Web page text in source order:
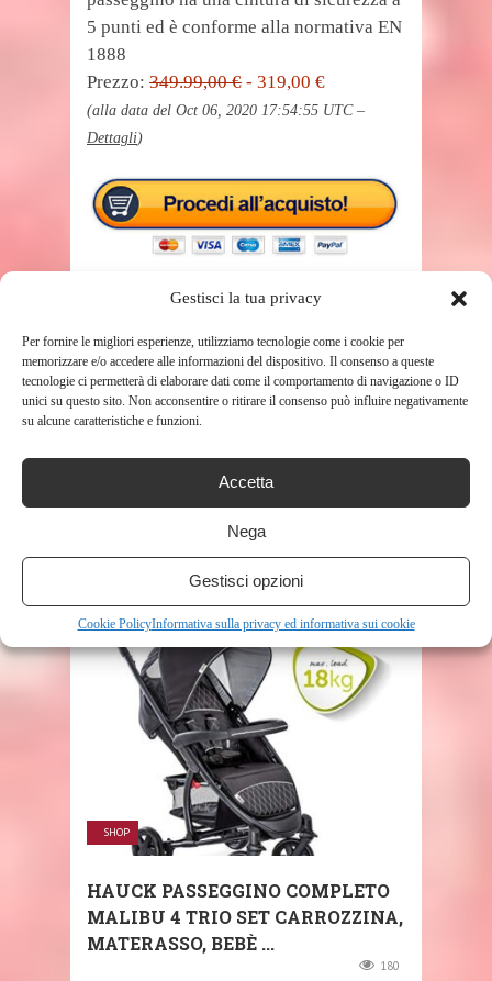
Gestisci la tua privacy
Per fornire le migliori esperienze, utilizziamo tecnologie come i cookie per
memorizzare e/o accedere alle informazioni del dispositivo. Il consenso a queste
tecnologie ci permetterà di elaborare dati come il comportamento di navigazione o ID
unici su questo sito. Non acconsentire o ritirare il consenso può influire negativamente
su alcune caratteristiche e funzioni.
Accetta
Nega
Gestisci opzioni
Cookie PolicyInformativa sulla privacy ed informativa sui cookie
5 punti ed è conforme alla normativa EN
1888
Prezzo: 349.99,00 € - 319,00 €
(alla data del Oct 06, 2020 17:54:55 UTC –
Dettagli)
TAGS PASSEGGINO TRIO
SHARE THIS POST
RELATED POSTS
SHOP
HAUCK PASSEGGINO COMPLETO
MALIBU 4 TRIO SET CARROZZINA,
MATERASSO, BEBÈ ...
180